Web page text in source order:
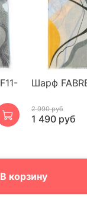
В корзину
Шарф
2 990 руб
1 490 руб